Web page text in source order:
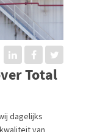
Total
dagelijks
van